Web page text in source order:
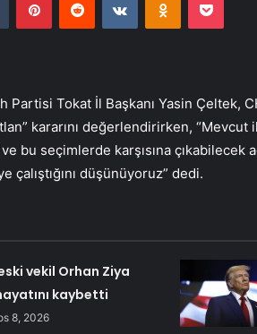
Partisi Tokat İl Başkanı Yasin Çeltek,
kararını değerlendirirken, “Mevcut
bu seçimlerde karşısına çıkabilecek
çalıştığını düşünüyoruz” dedi.
vekil Orhan Ziya
kaybetti
8, 2026